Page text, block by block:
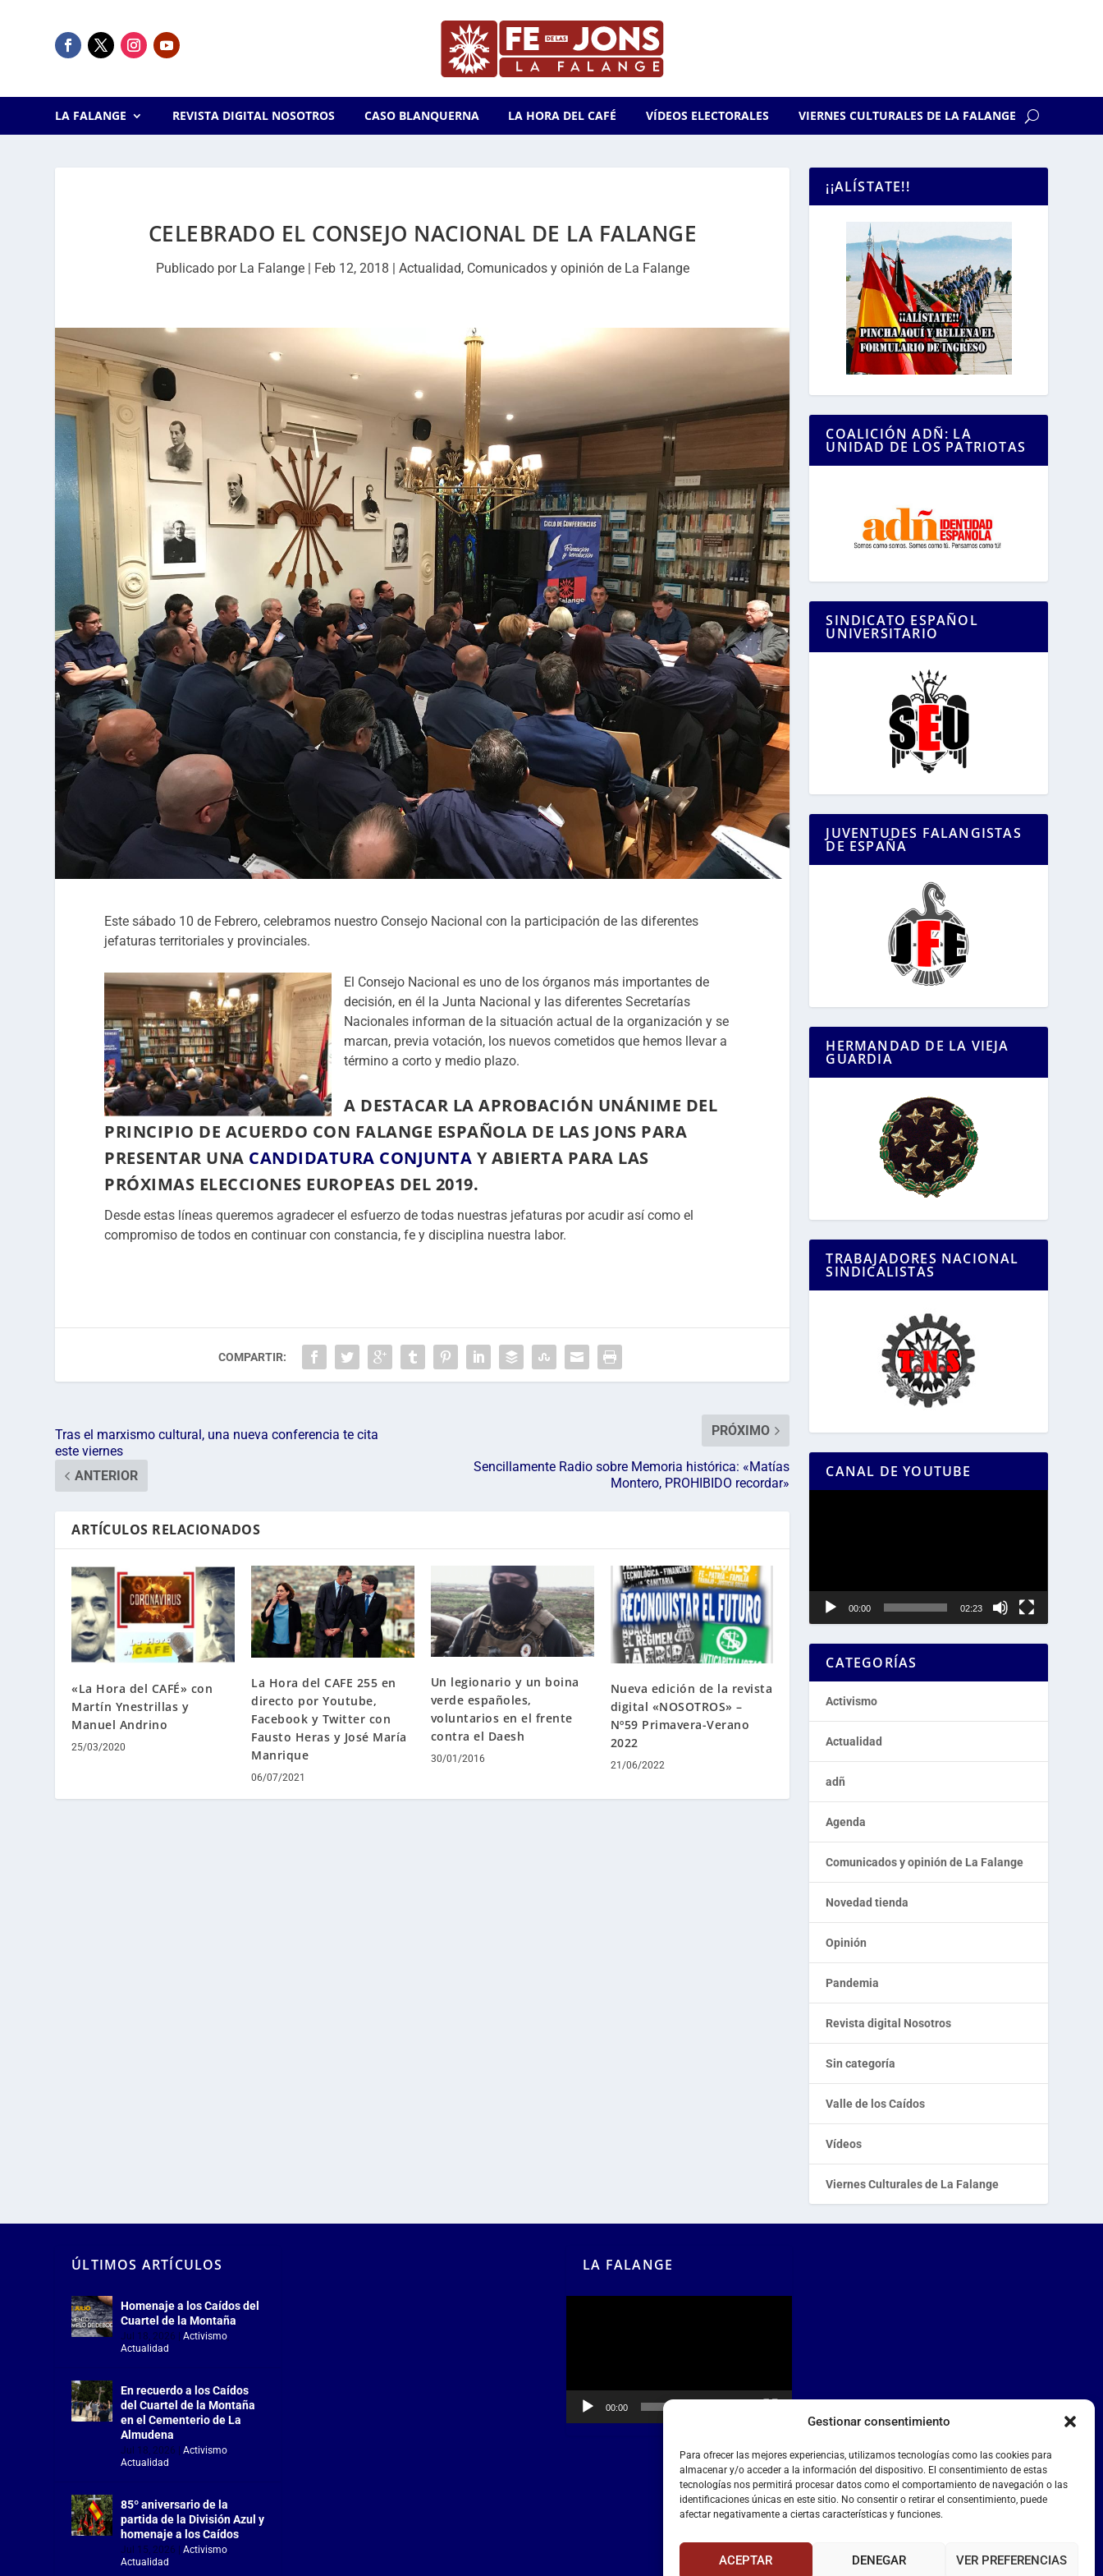
Gestionar consentimiento
Para ofrecer las mejores experiencias, utilizamos tecnologías como las cookies para
almacenar y/o acceder a la información del dispositivo. El consentimiento de estas
tecnologías nos permitirá procesar datos como el comportamiento de navegación o las
identificaciones únicas en este sitio. No consentir o retirar el consentimiento, puede
afectar negativamente a ciertas características y funciones.
ACEPTAR DENEGAR VER PREFERENCIAS
LA FALANGE REVISTA DIGITAL NOSOTROS CASO BLANQUERNA LA HORA DEL CAFÉ VÍDEOS ELECTORALES VIERNES CULTURALES DE LA FALANGE
CELEBRADO EL CONSEJO NACIONAL DE LA FALANGE
Publicado por La Falange| Feb 12, 2018 | Actualidad, Comunicados y opinión de La Falange
Este sábado 10 de Febrero, celebramos nuestro Consejo Nacional con la participación de las diferentes
jefaturas territoriales y provinciales.
El Consejo Nacional es uno de los órganos más importantes de
decisión, en él la Junta Nacional y las diferentes Secretarías
Nacionales informan de la situación actual de la organización y se
marcan, previa votación, los nuevos cometidos que hemos llevar a
término a corto y medio plazo.
A DESTACAR LA APROBACIÓN UNÁNIME DEL
PRINCIPIO DE ACUERDO CON FALANGE ESPAÑOLA DE LAS JONS PARA
PRESENTAR UNA CANDIDATURA CONJUNTA Y ABIERTA PARA LAS
PRÓXIMAS ELECCIONES EUROPEAS DEL 2019.
Desde estas líneas queremos agradecer el esfuerzo de todas nuestras jefaturas por acudir así como el
compromiso de todos en continuar con constancia, fe y disciplina nuestra labor.
COMPARTIR:
Tras el marxismo cultural, una nueva conferencia te cita
este viernes
ANTERIOR
PRÓXIMO
Sencillamente Radio sobre Memoria histórica: «Matías
Montero, PROHIBIDO recordar»
ARTÍCULOS RELACIONADOS
«La Hora del CAFÉ» con
Martín Ynestrillas y
Manuel Andrino
25/03/2020
La Hora del CAFE 255 en
directo por Youtube,
Facebook y Twitter con
Fausto Heras y José María
Manrique
06/07/2021
Un legionario y un boina
verde españoles,
voluntarios en el frente
contra el Daesh
30/01/2016
Nueva edición de la revista
digital «NOSOTROS» –
Nº59 Primavera-Verano
2022
21/06/2022
¡¡ALÍSTATE!!
COALICIÓN ADÑ: LA
UNIDAD DE LOS PATRIOTAS
SINDICATO ESPAÑOL
UNIVERSITARIO
JUVENTUDES FALANGISTAS
DE ESPAÑA
HERMANDAD DE LA VIEJA
GUARDIA
TRABAJADORES NACIONAL
SINDICALISTAS
CANAL DE YOUTUBE
00:00 02:23
CATEGORÍAS
Activismo
Actualidad
adñ
Agenda
Comunicados y opinión de La Falange
Novedad tienda
Opinión
Pandemia
Revista digital Nosotros
Sin categoría
Valle de los Caídos
Vídeos
Viernes Culturales de La Falange
ÚLTIMOS ARTÍCULOS
Homenaje a los Caídos del
Cuartel de la Montaña
Jul 18, 2026 |Activismo,
Actualidad
En recuerdo a los Caídos
del Cuartel de la Montaña
en el Cementerio de La
Almudena
Jul 18, 2026 |Activismo,
Actualidad
85º aniversario de la
partida de la División Azul y
homenaje a los Caídos
Jul 15, 2026 |Activismo,
Actualidad
LA FALANGE
00:00